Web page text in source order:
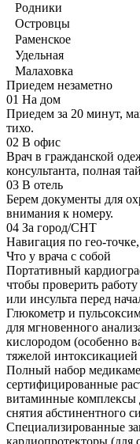
Родники
Островцы
Раменское
Удельная
Малаховка
Приедем незаметно
01 На дом
Приедем за 20 минут,
тихо.
02 В офис
Врач в гражданской
консультанта, полная
03 В отель
Берем документы для
внимания к номеру.
04 За город/СНТ
Навигация по гео-
Что у врача с собой
Портативный
чтобы проверить
или инсульта перед
Глюкометр и
для мгновенного
кислородом (особенно
тяжелой интоксикацией
Полный набор
сертифицированные
витаминные комплексы
снятия абстинентного
Специализированные